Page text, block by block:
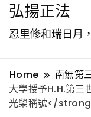
弘揚正法
忍里修和瑞日月
Home 南無第
大學授予H.H.第三
光榮稱號</